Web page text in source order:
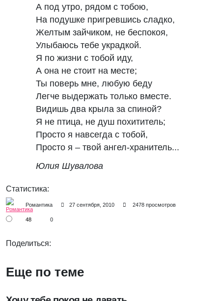
А под утро, рядом с тобою,
На подушке пригревшись сладко,
Желтым зайчиком, не беспокоя,
Улыбаюсь тебе украдкой.
Я по жизни с тобой иду,
А она не стоит на месте;
Ты поверь мне, любую беду
Легче выдержать только вместе.
Видишь два крыла за спиной?
Я не птица, не душ похититель;
Просто я навсегда с тобой,
Просто я – твой ангел-хранитель...
Юлия Шувалова
Статистика:
Романтика 27 сентября, 2010 2478 просмотров
48 0
Поделиться:
Еще по теме